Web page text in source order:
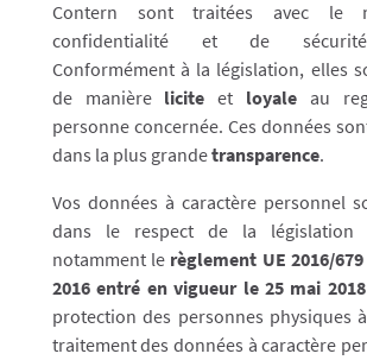
Contern sont traitées avec le
confidentialité et de
Conformément à la législation, elles
de manière licite et loyale au
personne concernée. Ces données
dans la plus grandetransparence.
Vos données à caractère personnel
dans le respect de la législation
notamment le règlement UE 2016/
2016 entré en vigueur le 25 mai 2018
protection des personnes physiques
traitement des données à caractère